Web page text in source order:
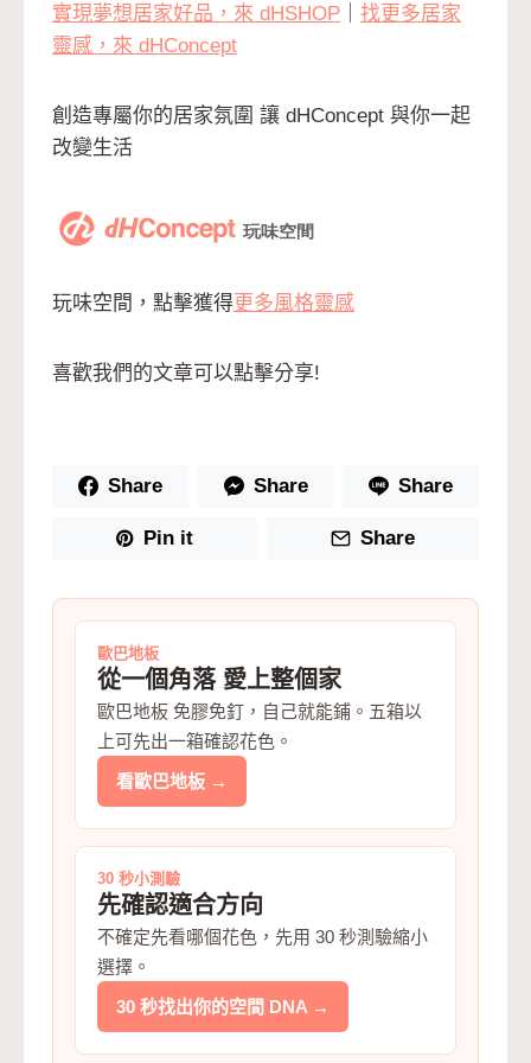
實現夢想居家好品，來 dHSHOP
找更多居家
靈感，來 dHConcept
創造專屬你的居家氛圍 讓 dHConcept 與你一起
改變生活
玩味空間，點擊獲得更多風格靈感
喜歡我們的文章可以點擊分享!
Share Share Share
Pin it Share
歐巴地板
從一個角落 愛上整個家
歐巴地板 免膠免釘，自己就能鋪。五箱以
上可先出一箱確認花色。
看歐巴地板 →
30 秒小測驗
先確認適合方向
不確定先看哪個花色，先用 30 秒測驗縮小
選擇。
30 秒找出你的空間 DNA →